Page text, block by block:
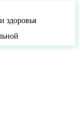
здоровья